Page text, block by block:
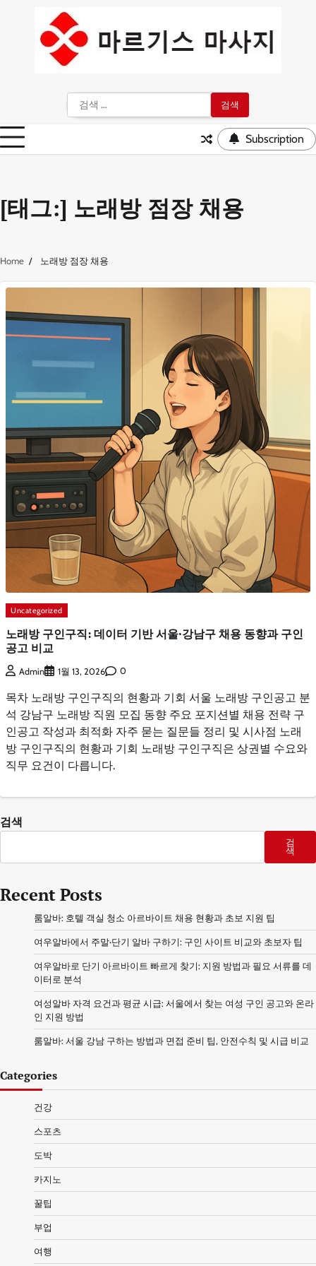
색:
Subscription
[태그:] 노래방 점장 채용
Home 노래방 점장 채용
Uncategorized
노래방 구인구직: 데이터 기반 서울·강남구 채용 동향과 구인
공고 비교
Admin 1월 13, 2026 0
목차 노래방 구인구직의 현황과 기회 서울 노래방 구인공고 분
석 강남구 노래방 직원 모집 동향 주요 포지션별 채용 전략 구
인공고 작성과 최적화 자주 묻는 질문들 정리 및 시사점 노래
방 구인구직의 현황과 기회 노래방 구인구직은 상권별 수요와
직무 요건이 다릅니다.
검색
검
색
Recent Posts
룸알바: 호텔 객실 청소 아르바이트 채용 현황과 초보 지원 팁
여우알바에서 주말·단기 알바 구하기: 구인 사이트 비교와 초보자 팁
여우알바로 단기 아르바이트 빠르게 찾기: 지원 방법과 필요 서류를 데
이터로 분석
여성알바 자격 요건과 평균 시급: 서울에서 찾는 여성 구인 공고와 온라
인 지원 방법
룸알바: 서울 강남 구하는 방법과 면접 준비 팁, 안전수칙 및 시급 비교
Categories
건강
스포츠
도박
카지노
꿀팁
부업
여행